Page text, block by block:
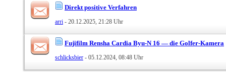
Direkt positive Verfahren
arri - 20.12.2025, 21:28 Uhr
Fujifilm Rensha Cardia Byu-N 16 — die Golfer-Kamera
schlicksbier - 05.12.2024, 08:48 Uhr